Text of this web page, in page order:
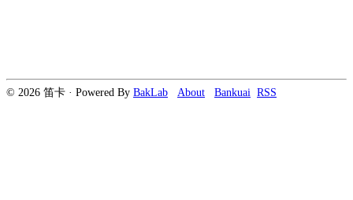
© 2026 笛卡 · Powered By BakLab About Bankuai RSS